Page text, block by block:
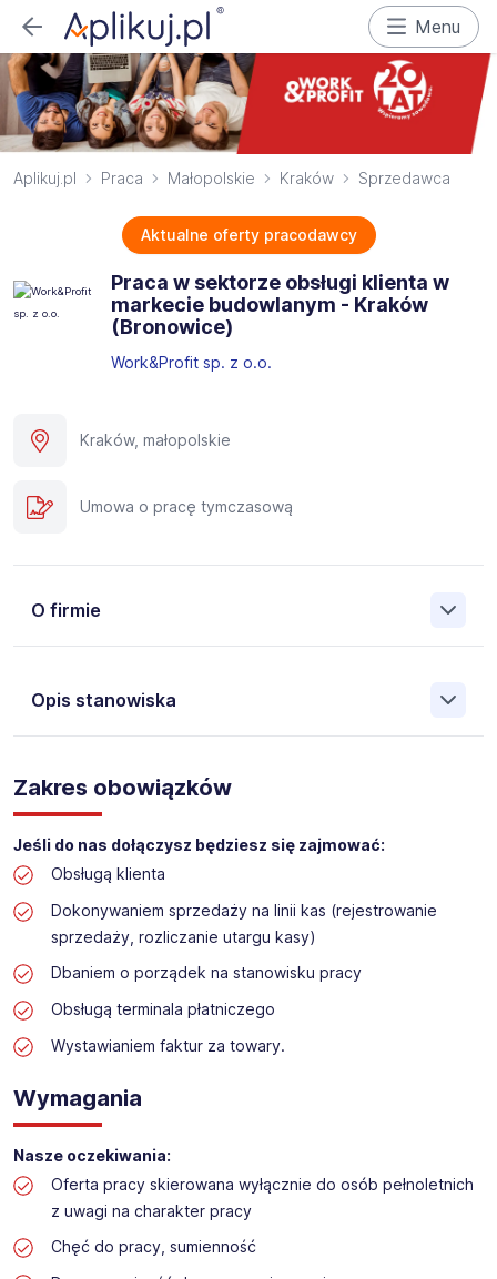
Menu
Aplikuj.pl Praca Małopolskie Kraków Sprzedawca
Aktualne oferty pracodawcy
Praca w sektorze obsługi klienta w
markecie budowlanym - Kraków
(Bronowice)​
Work&Profit sp. z o.o.
Kraków, małopolskie
Umowa o pracę tymczasową
O firmie
Opis stanowiska
Pośrednictwa Pracy i Doradztwa Personalnego Work &
Profit jest obecnie jedną z największych niezależnych
polskich agencji zatrudnienia. W ciągu wielu lat naszej
działalności daliśmy pracę przeszło 50 000 pracowników
w całym kraju. Skutecznie znajdujemy pracowników dla
największych firm, jak również małych rodzinnych
przedsiębiorstw w Polsce. Agencja jest wpisana pod nr
396 w Krajowym Rejestrze Agencji Zatrudnienia.
Obecnie dla naszego Klienta, poszukujemy osób do pracy
na stanowisko:
Praca w sektorze obsługi klienta w markecie
Lokalizacja: Kraków (Bronowice)​
Zakres obowiązków
Jeśli do nas dołączysz będziesz się zajmować:
Obsługą klienta
Dokonywaniem sprzedaży na linii kas (rejestrowanie
sprzedaży, rozliczanie utargu kasy)
Dbaniem o porządek na stanowisku pracy
Obsługą terminala płatniczego
Wystawianiem faktur za towary.
Wymagania
Nasze oczekiwania:
Oferta pracy skierowana wyłącznie do osób pełnoletnich
z uwagi na charakter pracy
Chęć do pracy, sumienność